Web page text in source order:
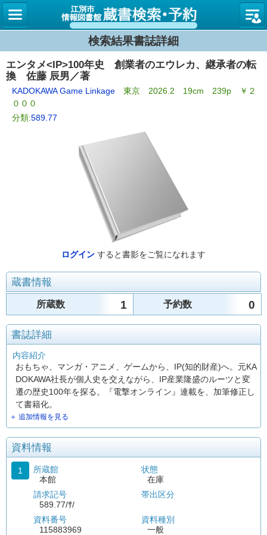
図書館
検索結果書誌詳細
エンタメ<IP>100年史 創業者のエウレカ、継承者の転
換 佐藤 辰男／著
KADOKAWA Game Linkage 東京 2026.2 19cm 239p ￥２
０００
分類:589.77
ログイン すると書影をご覧になれます
蔵書情報
所蔵数 1 予約数 0
書誌詳細
内容紹介
おもちゃ、マンガ・アニメ、ゲームから、IP(知的財産)へ。元KA
DOKAWA社長が個人史を交えながら、IP産業隆盛のルーツと変
遷の歴史100年を探る。『電撃オンライン』連載を、加筆修正し
て書籍化。
＋ 追加情報を見る
資料情報
1
所蔵館
本館
請求記号
589.77/ｻ/
資料番号
115883969
状態
在庫
帯出区分
資料種別
一般